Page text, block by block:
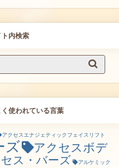
ト内検索
使われている言葉
アクセスエナジェティックフェイスリフト
ズ
アクセスボデ
ス・バーズ
アルケミック